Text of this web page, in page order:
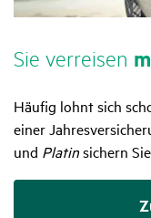
Sie verreisen
Häufig lohnt sich
einer
und Platinsichern